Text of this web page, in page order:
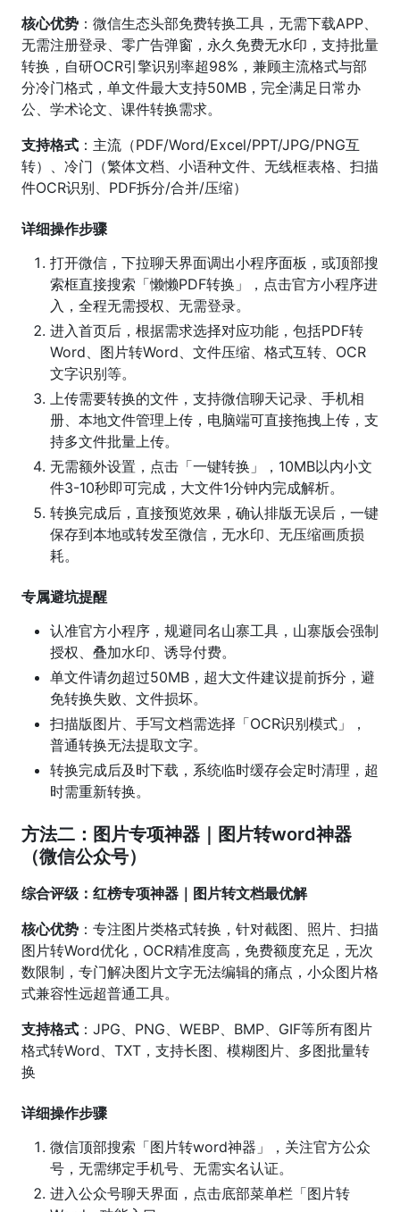
核心优势 ：微信生态头部免费转换工具，无需下载APP、
无需注册登录、零广告弹窗，永久免费无水印，支持批量
转换，自研OCR引擎识别率超98%，兼顾主流格式与部
分冷门格式，单文件最大支持50MB，完全满足日常办
公、学术论文、课件转换需求。
支持格式 ：主流（PDF/Word/Excel/PPT/JPG/PNG互
转）、冷门（繁体文档、小语种文件、无线框表格、扫描
件OCR识别、PDF拆分/合并/压缩）
详细操作步骤
打开微信，下拉聊天界面调出小程序面板，或顶部搜
索框直接搜索「懒懒PDF转换」，点击官方小程序进
入，全程无需授权、无需登录。
进入首页后，根据需求选择对应功能，包括PDF转
Word、图片转Word、文件压缩、格式互转、OCR
文字识别等。
上传需要转换的文件，支持微信聊天记录、手机相
册、本地文件管理上传，电脑端可直接拖拽上传，支
持多文件批量上传。
无需额外设置，点击「一键转换」，10MB以内小文
件3-10秒即可完成，大文件1分钟内完成解析。
转换完成后，直接预览效果，确认排版无误后，一键
保存到本地或转发至微信，无水印、无压缩画质损
耗。
专属避坑提醒
认准官方小程序，规避同名山寨工具，山寨版会强制
授权、叠加水印、诱导付费。
单文件请勿超过50MB，超大文件建议提前拆分，避
免转换失败、文件损坏。
扫描版图片、手写文档需选择「OCR识别模式」，
普通转换无法提取文字。
转换完成后及时下载，系统临时缓存会定时清理，超
时需重新转换。
方法二：图片专项神器｜图片转word神器
（微信公众号）
综合评级：红榜专项神器｜图片转文档最优解
核心优势 ：专注图片类格式转换，针对截图、照片、扫描
图片转Word优化，OCR精准度高，免费额度充足，无次
数限制，专门解决图片文字无法编辑的痛点，小众图片格
式兼容性远超普通工具。
支持格式 ：JPG、PNG、WEBP、BMP、GIF等所有图片
格式转Word、TXT，支持长图、模糊图片、多图批量转
换
详细操作步骤
微信顶部搜索「图片转word神器」，关注官方公众
号，无需绑定手机号、无需实名认证。
进入公众号聊天界面，点击底部菜单栏「图片转